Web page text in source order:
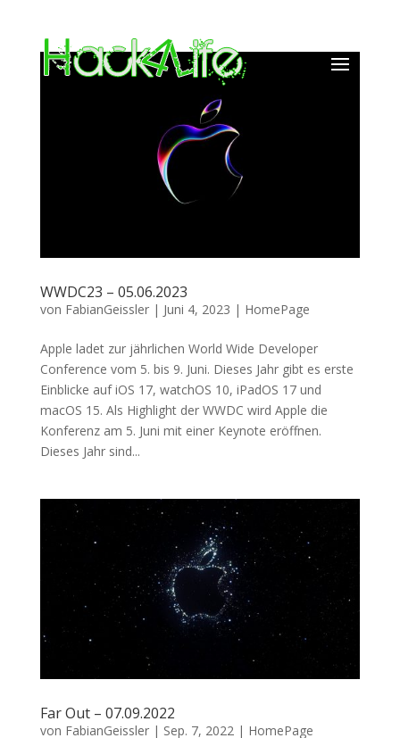
WWDC23 – 05.06.2023
von FabianGeissler| Juni 4, 2023 | HomePage
Apple ladet zur jährlichen World Wide Developer
Conference vom 5. bis 9. Juni. Dieses Jahr gibt es erste
Einblicke auf iOS 17, watchOS 10, iPadOS 17 und
macOS 15. Als Highlight der WWDC wird Apple die
Konferenz am 5. Juni mit einer Keynote eröffnen.
Dieses Jahr sind...
Far Out – 07.09.2022
von FabianGeissler| Sep. 7, 2022| HomePage